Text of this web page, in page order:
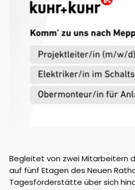
Begleitet von zwei Mitarbeitern
auf fünf Etagen des Neuen
Tagesförderstätte über sich